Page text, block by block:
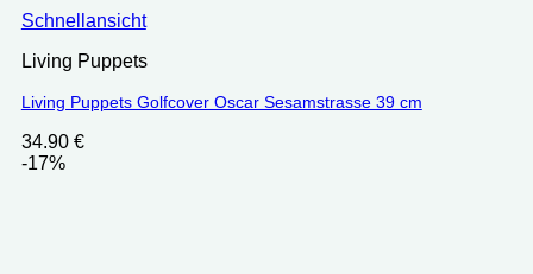
Schnellansicht
Living Puppets
Living Puppets Golfcover Oscar Sesamstrasse 39 cm
34.90 €
-17%